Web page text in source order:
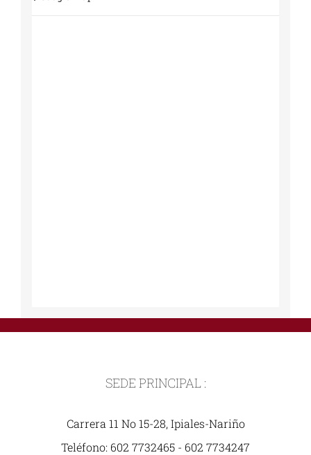
SEDE PRINCIPAL :
Carrera 11 No 15-28, Ipiales-Nariño
Teléfono: 602 7732465 - 602 7734247